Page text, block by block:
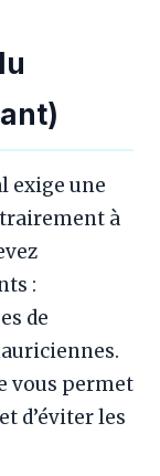
exige une
à
:
de
vous permet
d’éviter les